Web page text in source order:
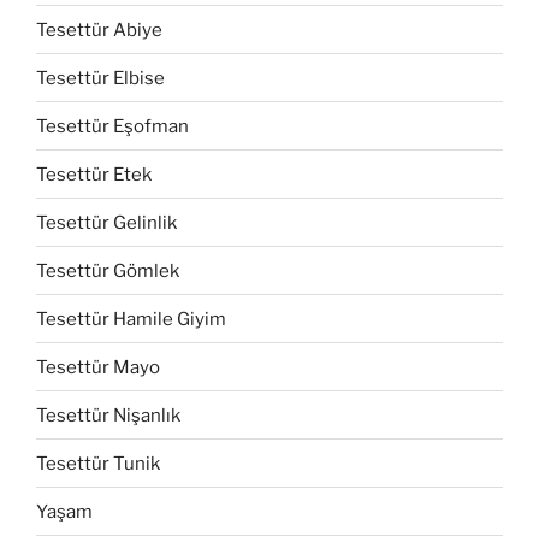
Tesettür Abiye
Tesettür Elbise
Tesettür Eşofman
Tesettür Etek
Tesettür Gelinlik
Tesettür Gömlek
Tesettür Hamile Giyim
Tesettür Mayo
Tesettür Nişanlık
Tesettür Tunik
Yaşam